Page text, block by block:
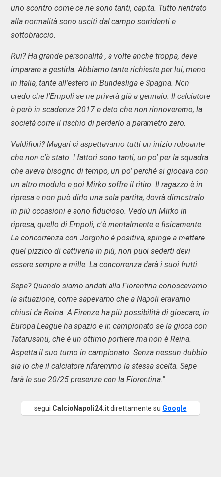
uno scontro come ce ne sono tanti, capita. Tutto rientrato
alla normalità sono usciti dal campo sorridenti e
sottobraccio.
Rui? Ha grande personalità , a volte anche troppa, deve
imparare a gestirla. Abbiamo tante richieste per lui, meno
in Italia, tante all'estero in Bundesliga e Spagna. Non
credo che l'Empoli se ne priverà già a gennaio. Il calciatore
è però in scadenza 2017 e dato che non rinnoveremo, la
società corre il rischio di perderlo a parametro zero.
Valdifiori? Magari ci aspettavamo tutti un inizio roboante
che non c'è stato. I fattori sono tanti, un po' per la squadra
che aveva bisogno di tempo, un po' perché si giocava con
un altro modulo e poi Mirko soffre il ritiro. Il ragazzo è in
ripresa e non può dirlo una sola partita, dovrà dimostralo
in più occasioni e sono fiducioso. Vedo un Mirko in
ripresa, quello di Empoli, c'è mentalmente e fisicamente.
La concorrenza con Jorgnho è positiva, spinge a mettere
quel pizzico di cattiveria in più, non puoi sederti devi
essere sempre a mille. La concorrenza darà i suoi frutti.
Sepe? Quando siamo andati alla Fiorentina conoscevamo
la situazione, come sapevamo che a Napoli eravamo
chiusi da Reina. A Firenze ha più possibilità di gioacare, in
Europa League ha spazio e in campionato se la gioca con
Tatarusanu, che è un ottimo portiere ma non è Reina.
Aspetta il suo turno in campionato. Senza nessun dubbio
sia io che il calciatore rifaremmo la stessa scelta. Sepe
farà le sue 20/25 presenze con la Fiorentina."
segui CalcioNapoli24.itdirettamente su Google